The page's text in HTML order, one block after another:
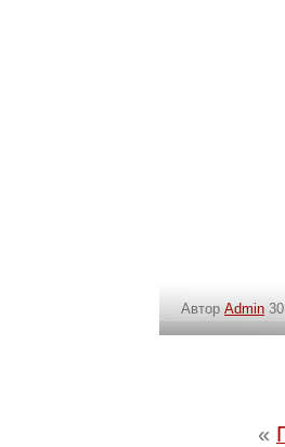
Автор Admin
«